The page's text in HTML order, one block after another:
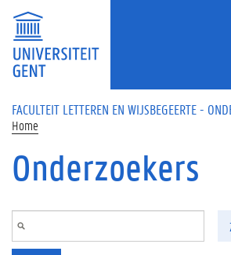
Overslaan en naar de inhoud gaan
FACULTEIT LETTEREN EN WIJSBEGEERTE -
Home
Onderzoekers